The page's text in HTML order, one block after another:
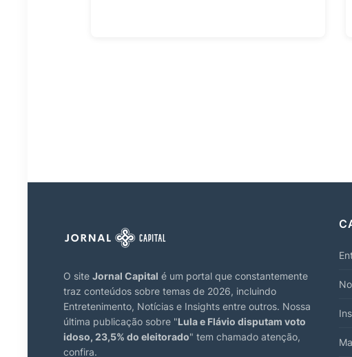
O site Jornal Capital é um portal que constantemente
traz conteúdos sobre temas de 2026, incluindo
Entretenimento, Notícias e Insights entre outros. Nossa
última publicação sobre "Lula e Flávio disputam voto
idoso, 23,5% do eleitorado" tem chamado atenção,
confira.